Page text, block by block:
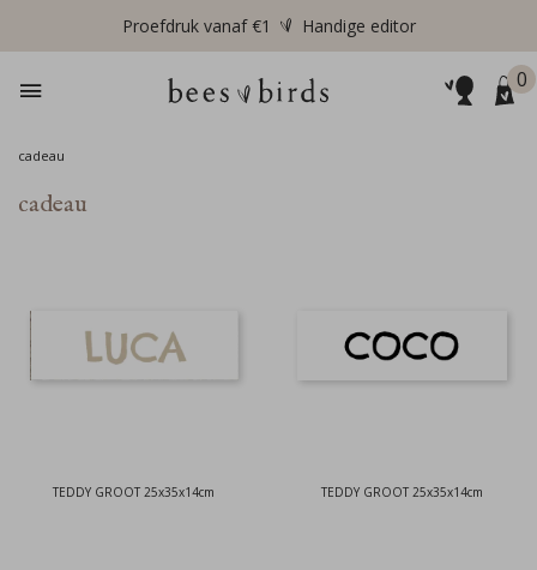
Proefdruk vanaf €1 Handige editor
0
cadeau
cadeau
TEDDY GROOT 25x35x14cm TEDDY GROOT 25x35x14cm